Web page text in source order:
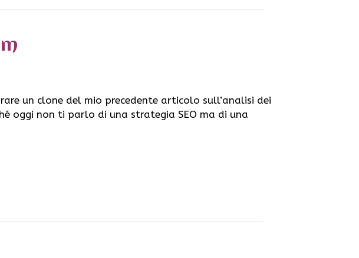
un clone del mio precedente articolo sull’analisi dei
oggi non ti parlo di una strategia SEO ma di una